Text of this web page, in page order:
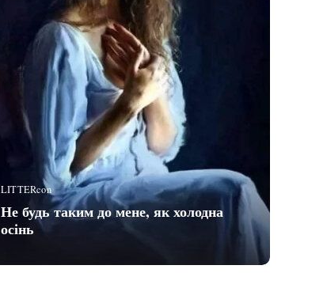
LITTERcon
Не будь таким до мене, як холодна
осінь